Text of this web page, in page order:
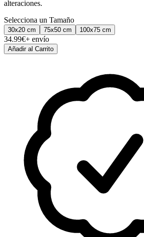
alteraciones.
Selecciona un Tamaño
30x20 cm 75x50 cm 100x75 cm
34.99€+ envío
Añadir al Carrito